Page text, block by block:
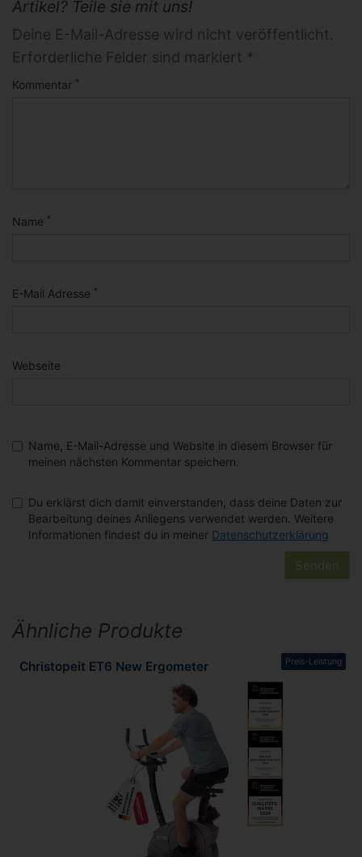
Artikel? Teile sie mit uns!
Deine E-Mail-Adresse wird nicht veröffentlicht.
Erforderliche Felder sind markiert *
Kommentar *
Name *
E-Mail Adresse *
Webseite
Name, E-Mail-Adresse und Website in diesem Browser für
meinen nächsten Kommentar speichern.
Du erklärst dich damit einverstanden, dass deine Daten zur
Bearbeitung deines Anliegens verwendet werden. Weitere
Informationen findest du in meiner Datenschutzerklärung
Ähnliche Produkte
Preis-Leistung
Christopeit ET6 New Ergometer